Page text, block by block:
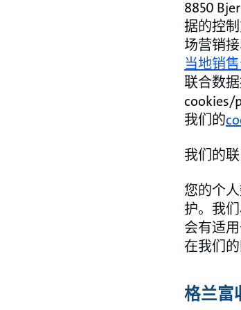
8850
据的控
场营销
当地销
联合数
cookies/
我们的
我们的
您的个
护。我
会有适
在我们的
格兰富